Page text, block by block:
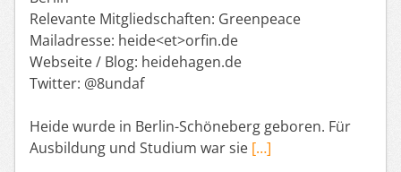
Relevante Mitgliedschaften: Greenpeace
Mailadresse: heide<et>orfin.de
Webseite / Blog: heidehagen.de
Twitter: @8undaf
Heide wurde in Berlin-Schöneberg geboren. Für
Ausbildung und Studium war sie […]